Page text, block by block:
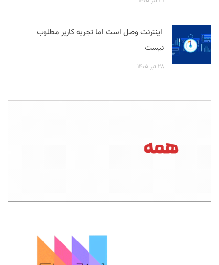
اینترنت وصل است اما تجربه کاربر مطلوب
نیست
۲۸ تیر ۱۴۰۵